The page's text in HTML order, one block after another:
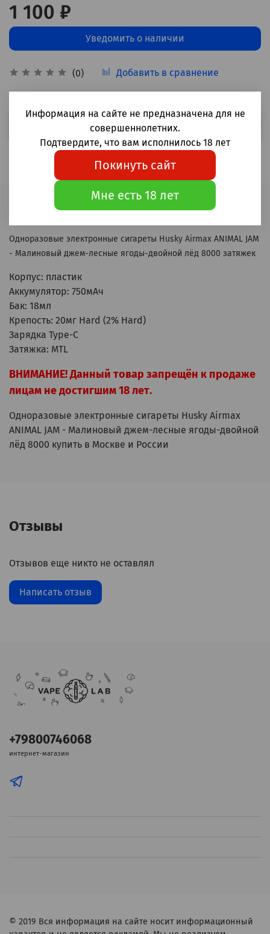
(0) Добавить в сравнение
1 100 ₽
Уведомить о наличии
Выбрать
Описание
Одноразовые электронные сигареты Husky Airmax ANIMAL JAM
- Малиновый джем-лесные ягоды-двойной лёд 8000 затяжек
Корпус: пластик
Аккумулятор: 750мАч
Бак: 18мл
Крепость: 20мг Hard (2% Hard)
Зарядка Type-C
Затяжка: MTL
ВНИМАНИЕ! Данный товар запрещён к продаже
лицам не достигшим 18 лет.
Одноразовые электронные сигареты Husky Airmax
ANIMAL JAM - Малиновый джем-лесные ягоды-двойной
лёд 8000 купить в Москве и России
Отзывы
Отзывов еще никто не оставлял
Написать отзыв
+79800746068
интернет-магазин
© 2019 Вся информация на сайте носит информационный
Информация на сайте не предназначена для не
совершеннолетних.
Подтвердите, что вам исполнилось 18 лет
Покинуть сайт
Мне есть 18 лет